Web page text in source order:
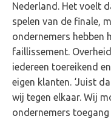
Nederland. Het voelt
spelen van de finale,
ondernemers hebben
faillissement.
iedereen toereikend
eigen klanten. ‘Juist
wij tegen elkaar. Wij
ondernemers